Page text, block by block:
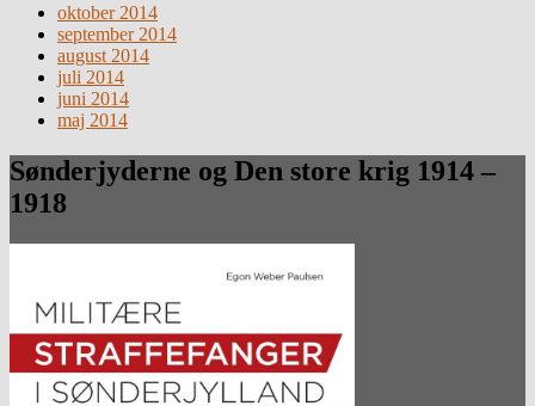
oktober 2014
september 2014
august 2014
juli 2014
juni 2014
maj 2014
Sønderjyderne og Den store krig 1914 –
1918